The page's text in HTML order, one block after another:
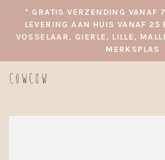
* GRATIS VERZENDING VANAF
LEVERING AAN HUIS VANAF 25
VOSSELAAR, GIERLE, LILLE,
MERKSPLAS